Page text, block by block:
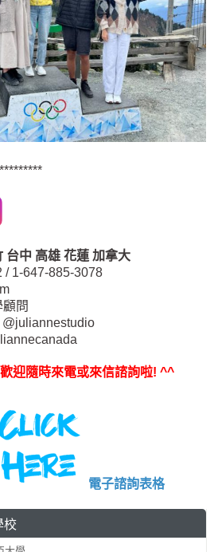
台中 高雄 花蓮 加拿大
/ 1-647-885-3078
問
@juliannestudio
迎隨時來電或來信諮詢啦! ^^
電子諮詢表格
校